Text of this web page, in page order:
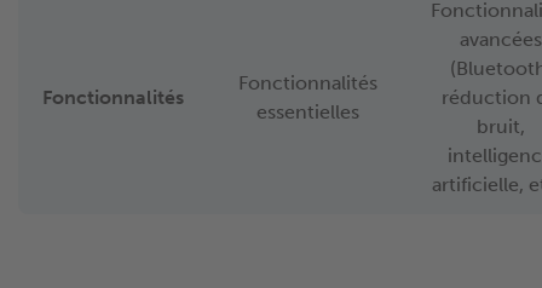
Fonctionnalités
Fonctionnalités
essentielles
avancées
réduction
bruit,
artificielle,